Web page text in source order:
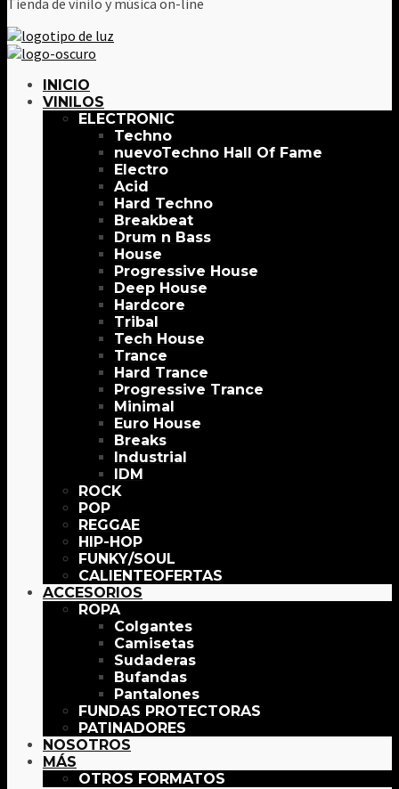
Tienda de vinilo y música on-line
INICIO
VINILOS
ELECTRONIC
Techno
Techno Hall Of Fame
Electro
Acid
Hard Techno
Breakbeat
Drum n Bass
House
Progressive House
Deep House
Hardcore
Tribal
Tech House
Trance
Hard Trance
Progressive Trance
Minimal
Euro House
Breaks
Industrial
IDM
ROCK
POP
REGGAE
HIP-HOP
FUNKY/SOUL
OFERTAS
ACCESORIOS
ROPA
Colgantes
Camisetas
Sudaderas
Bufandas
Pantalones
FUNDAS PROTECTORAS
PATINADORES
NOSOTROS
MÁS
OTROS FORMATOS